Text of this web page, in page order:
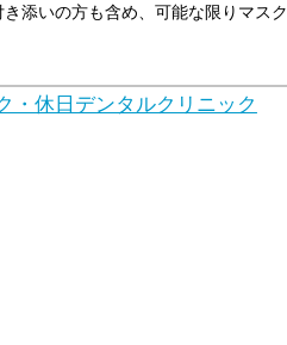
添いの方も含め、可能な限りマス
・休日デンタルクリニック